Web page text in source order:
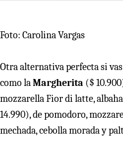
Foto: Carolina Vargas
Otra alternativa perfecta si
como laMargherita ($
mozzarella Fior di latte,
14.990), de pomodoro,
mechada, cebolla morada y